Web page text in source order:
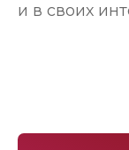
и в своих